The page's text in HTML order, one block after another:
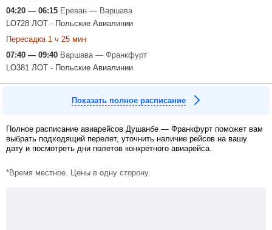
04:20 — 06:15 Ереван — Варшава
LO728 ЛОТ - Польские Авиалинии
Пересадка 1 ч 25 мин
07:40 — 09:40 Варшава — Франкфурт
LO381 ЛОТ - Польские Авиалинии
Показать полное расписание
Полное расписание авиарейсов Душанбе — Франкфурт поможет вам
выбрать подходящий перелет, уточнить наличие рейсов на вашу
дату и посмотреть дни полетов конкретного авиарейса.
*Время местное. Цены в одну сторону.